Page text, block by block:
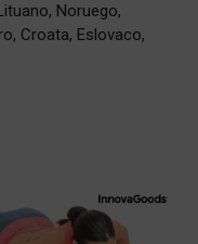
Noruego,
Croata, Eslovaco,